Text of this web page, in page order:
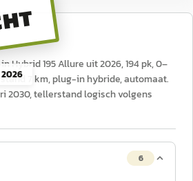
Hybrid 195 Allure uit 2026, 194 pk, 0–
7 km, plug-in hybride, automaat.
2030, tellerstand logisch volgens
6